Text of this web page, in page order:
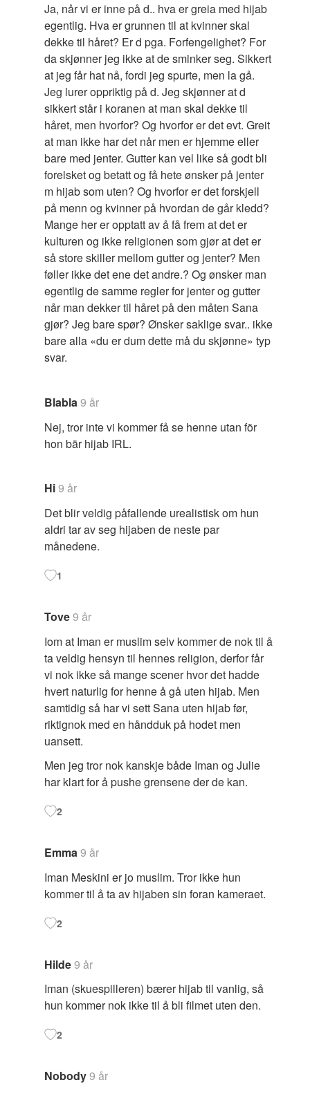
Ja, når vi er inne på d.. hva er greia med hijab
egentlig. Hva er grunnen til at kvinner skal
dekke til håret? Er d pga. Forfengelighet? For
da skjønner jeg ikke at de sminker seg. Sikkert
at jeg får hat nå, fordi jeg spurte, men la gå.
Jeg lurer oppriktig på d. Jeg skjønner at d
sikkert står i koranen at man skal dekke til
håret, men hvorfor? Og hvorfor er det evt. Greit
at man ikke har det når men er hjemme eller
bare med jenter. Gutter kan vel like så godt bli
forelsket og betatt og få hete ønsker på jenter
m hijab som uten? Og hvorfor er det forskjell
på menn og kvinner på hvordan de går kledd?
Mange her er opptatt av å få frem at det er
kulturen og ikke religionen som gjør at det er
så store skiller mellom gutter og jenter? Men
føller ikke det ene det andre.? Og ønsker man
egentlig de samme regler for jenter og gutter
når man dekker til håret på den måten Sana
gjør? Jeg bare spør? Ønsker saklige svar.. ikke
bare alla «du er dum dette må du skjønne» typ
svar.
Blabla9 år
Nej, tror inte vi kommer få se henne utan för
hon bär hijab IRL.
Hi9 år
Det blir veldig påfallende urealistisk om hun
aldri tar av seg hijaben de neste par
månedene.
1
Tove9 år
Iom at Iman er muslim selv kommer de nok til å
ta veldig hensyn til hennes religion, derfor får
vi nok ikke så mange scener hvor det hadde
hvert naturlig for henne å gå uten hijab. Men
samtidig så har vi sett Sana uten hijab før,
riktignok med en håndduk på hodet men
uansett.
Men jeg tror nok kanskje både Iman og Julie
har klart for å pushe grensene der de kan.
2
Emma9 år
Iman Meskini er jo muslim. Tror ikke hun
kommer til å ta av hijaben sin foran kameraet.
2
Hilde9 år
Iman (skuespilleren) bærer hijab til vanlig, så
hun kommer nok ikke til å bli filmet uten den.
2
Nobody9 år